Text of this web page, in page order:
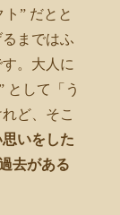
” だとと
まではふ
。大人に
として「う
ど、そこ
いをした
去がある